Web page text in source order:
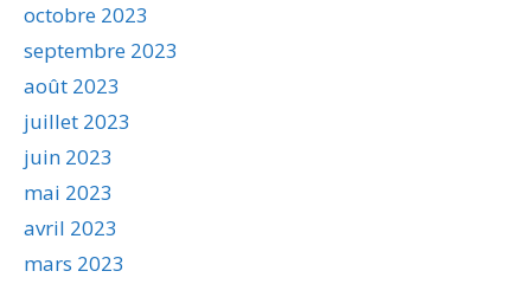
octobre 2023
septembre 2023
août 2023
juillet 2023
juin 2023
mai 2023
avril 2023
mars 2023